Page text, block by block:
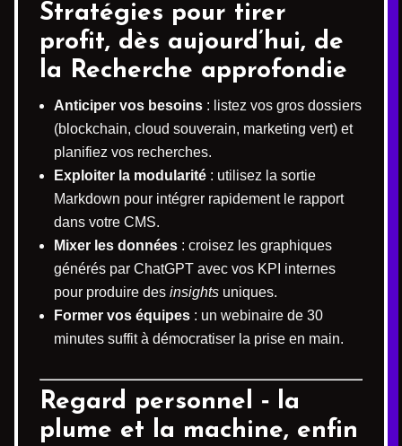
Stratégies pour tirer
profit, dès aujourd’hui, de
la Recherche approfondie
Anticiper vos besoins : listez vos gros dossiers
(blockchain, cloud souverain, marketing vert) et
planifiez vos recherches.
Exploiter la modularité : utilisez la sortie
Markdown pour intégrer rapidement le rapport
dans votre CMS.
Mixer les données : croisez les graphiques
générés par ChatGPT avec vos KPI internes
pour produire des insights uniques.
Former vos équipes : un webinaire de 30
minutes suffit à démocratiser la prise en main.
Regard personnel ‑ la
plume et la machine, enfin